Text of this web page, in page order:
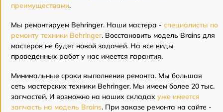
преимуществами.
Мы ремонтируем Behringer. Наши мастера - специалисты по
ремонту техники Behringer. Восстановить модель Brains для
мастеров не будет новой задачей. На все виды
проведенных работ у нас имеется гарантия.
Минимальные сроки выполнения ремонта. Мы большая
сеть мастерских техники Behringer. Мы имеем более 20 тыс.
запчастей. И возможно на наших складах уже имеется
запчасть на модель Brains. При заказе ремонта на сайте -